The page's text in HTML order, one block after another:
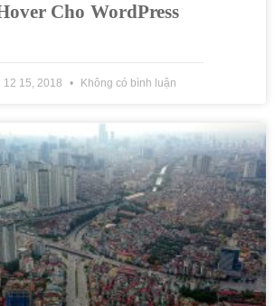
Cho WordPress
12 15, 2018 Không có bình luận